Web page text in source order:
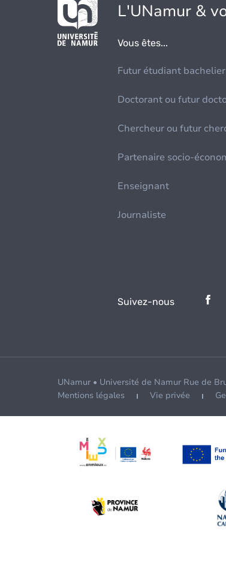
L'UNamur &
Vous êtes...
Futur étudiant bachelier
Doctorant ou futur
Chercheur ou futur
Partenaire socio-
Enseignant
Journaliste
Suivez-nous
UNamur • Université de Namur Rue de
Mentions légales
Vie privée